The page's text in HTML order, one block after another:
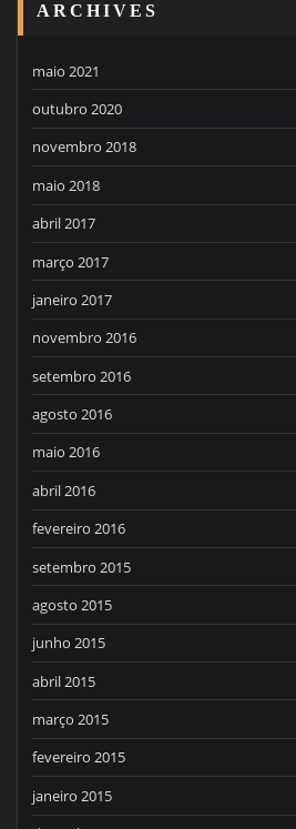
ARCHIVES
maio 2021
outubro 2020
novembro 2018
maio 2018
abril 2017
março 2017
janeiro 2017
novembro 2016
setembro 2016
agosto 2016
maio 2016
abril 2016
fevereiro 2016
setembro 2015
agosto 2015
junho 2015
abril 2015
março 2015
fevereiro 2015
janeiro 2015